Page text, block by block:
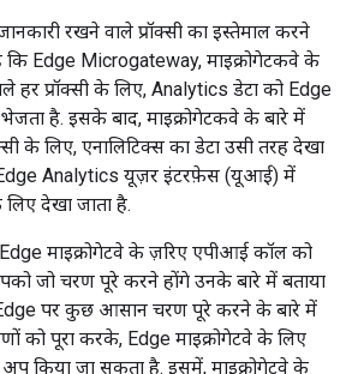
रखने वाले प्रॉक्सी का इस्तेमाल करने
Edge Microgateway, माइक्रोगेटकवे के
हर प्रॉक्सी के लिए, Analytics डेटा को Edge
है. इसके बाद, माइक्रोगेटकवे के बारे में
के लिए, एनालिटिक्स का डेटा उसी तरह देखा
Analytics यूज़र इंटरफ़ेस (यूआई) में
लिए देखा जाता है.
माइक्रोगेटवे के ज़रिए एपीआई कॉल को
जो चरण पूरे करने होंगे उनके बारे में बताया
पर कुछ आसान चरण पूरे करने के बारे में
को पूरा करके, Edge माइक्रोगेटवे के लिए
किया जा सकता है. इसमें, माइक्रोगेटवे के